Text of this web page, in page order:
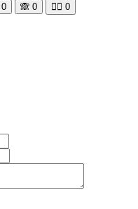
0 🙈 0 🧘‍♀️ 0